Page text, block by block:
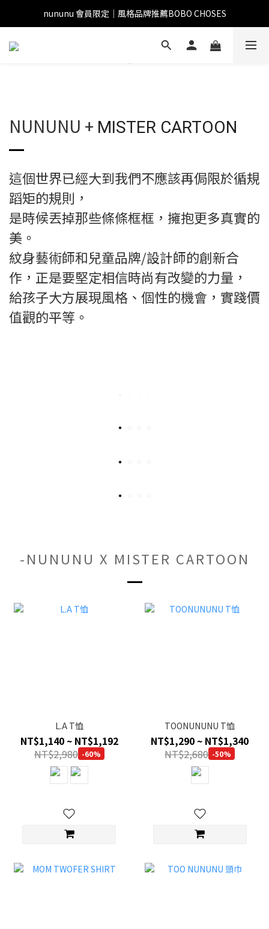
nununu 會員限定｜風格品牌推薦BOBO CHOSES
NUNUNU + MISTER CARTOON
這個世界已經大到我們不應該再侷限於循規
蹈矩的規則，
是時候丟掉那些條條框框，擁抱更多真實的
美。
紋身藝術師和兒童品牌/設計師的創新合
作，正是要堅定相信時尚有改變的力量，
給孩子大方展現風格、個性的機會，實踐價
值觀的平等。
-NUNUNU X MISTER CARTOON
L.A T恤
NT$1,140 ~ NT$1,192
NT$2,980 -60%
TOONUNUNU T恤
NT$1,290 ~ NT$1,340
NT$2,680 -50%